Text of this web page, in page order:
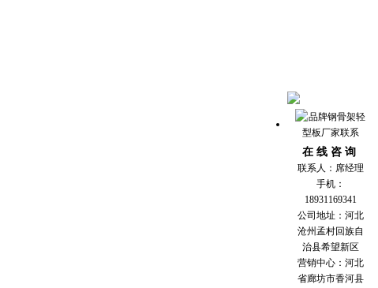
在 线 咨 询
联系人：席经理
手机：
18931169341
公司地址：河北
沧州孟村回族自
治县希望新区
营销中心：河北
省廊坊市香河县